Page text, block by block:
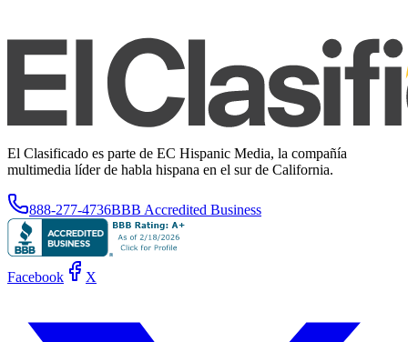
El Clasificado es parte de EC Hispanic Media, la compañía
multimedia líder de habla hispana en el sur de California.
888-277-4736BBB Accredited Business
Facebook X